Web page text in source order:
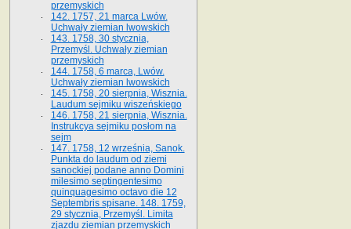
przemyskich
142. 1757, 21 marca Lwów.
Uchwały ziemian lwowskich
143. 1758, 30 stycznia,
Przemyśl. Uchwały ziemian
przemyskich
144. 1758, 6 marca, Lwów.
Uchwały ziemian lwowskich
145. 1758, 20 sierpnia, Wisznia.
Laudum sejmiku wiszeńskiego
146. 1758, 21 sierpnia, Wisznia.
Instrukcya sejmiku posłom na
sejm
147. 1758, 12 września, Sanok.
Punkta do laudum od ziemi
sanockiej podane anno Domini
milesimo septingentesimo
quinquagesimo octavo die 12
Septembris spisane. 148. 1759,
29 stycznia, Przemyśl. Limita
zjazdu ziemian przemyskich